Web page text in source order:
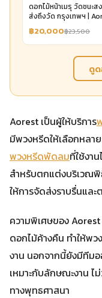
ดอกไม้หน้าเมรุ วัดชนะส
ส่งถึงวัด กรุงเทพฯ |
฿20,000฿23,500
ดู
Aorest เป็นผู้ให้บริการ
มีพวงหรีดให้เลือกหลา
พวงหรีดพัดลมที่ใช้งา
สำหรับตกแต่งบริเวณพิ
ให้การจัดส่งราบรื่นและ
ความพิเศษของ
ดอกไม้ค้างคืน ทำให้พ
งาน นอกจากนี้ยังมีทีม
เหมาะกับลักษณะงาน ไ
ทางพุทธศาสนา